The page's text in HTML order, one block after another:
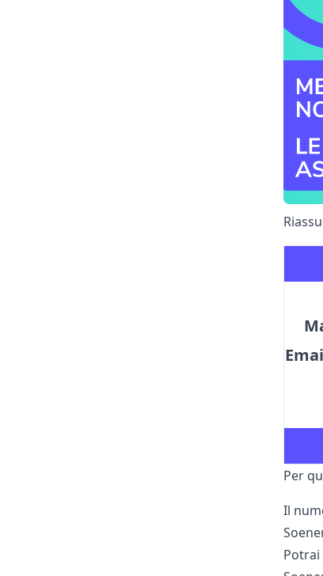
Per
Il